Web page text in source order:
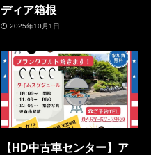
ディア箱根
2025年10月1日
【HD中古車センター】ア